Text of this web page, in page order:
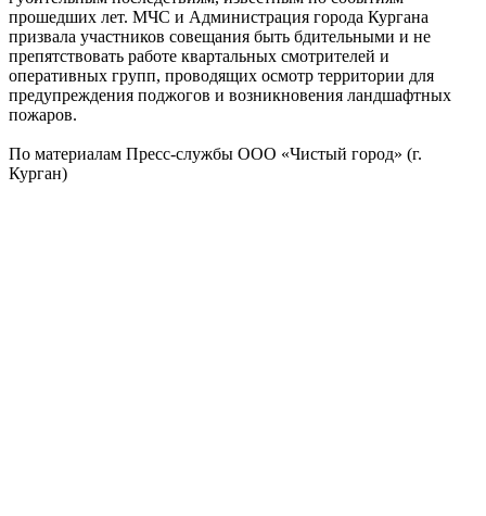
прошедших лет. МЧС и Администрация города Кургана
призвала участников совещания быть бдительными и не
препятствовать работе квартальных смотрителей и
оперативных групп, проводящих осмотр территории для
предупреждения поджогов и возникновения ландшафтных
пожаров.
По материалам Пресс-службы ООО «Чистый город» (г.
Курган)